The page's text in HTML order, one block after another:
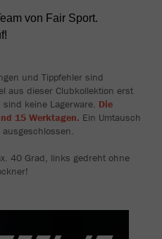
von Fair Sport.
und Tippfehler sind
aus dieser Clubkollektion erst
keine Lagerware. Die
15 Werktagen. Ein Umtausch
40 Grad, links gedreht ohne